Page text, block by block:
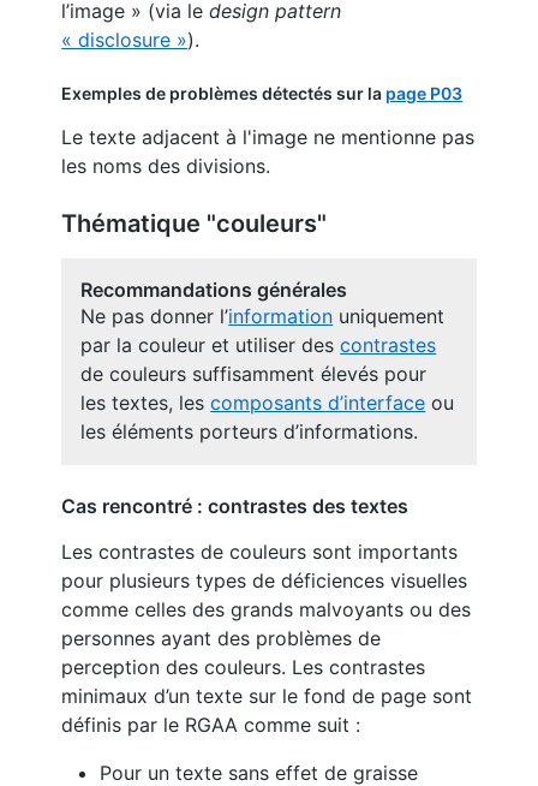
l’image » (via ledesign pattern
« disclosure »).
Exemples de problèmes détectés sur la page P03
Le texte adjacent à l'image ne mentionne pas
les noms des divisions.
Thématique "couleurs"
Recommandations générales
Ne pas donner l’information uniquement
par la couleur et utiliser descontrastes
de couleurs suffisamment élevés pour
les textes, lescomposants d’interface ou
les éléments porteurs d’informations.
Cas rencontré : contrastes des textes
Les contrastes de couleurs sont importants
pour plusieurs types de déficiences visuelles
comme celles des grands malvoyants ou des
personnes ayant des problèmes de
perception des couleurs. Les contrastes
minimaux d’un texte sur le fond de page sont
définis par le RGAA comme suit :
Pour un texte sans effet de graisse